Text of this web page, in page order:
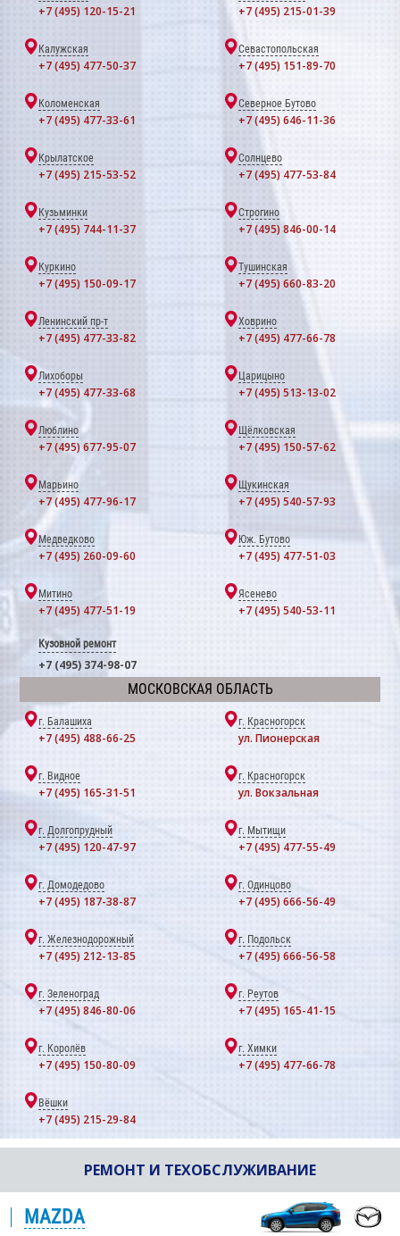
+7 (495) 120-15-21 +7 (495) 215-01-39
Калужская
+7 (495) 477-50-37
Севастопольская
+7 (495) 151-89-70
Коломенская
+7 (495) 477-33-61
Северное Бутово
+7 (495) 646-11-36
Крылатское
+7 (495) 215-53-52
Солнцево
+7 (495) 477-53-84
Кузьминки
+7 (495) 744-11-37
Строгино
+7 (495) 846-00-14
Куркино
+7 (495) 150-09-17
Тушинская
+7 (495) 660-83-20
Ленинский пр-т
+7 (495) 477-33-82
Ховрино
+7 (495) 477-66-78
Лихоборы
+7 (495) 477-33-68
Царицыно
+7 (495) 513-13-02
Люблино
+7 (495) 677-95-07
Щёлковская
+7 (495) 150-57-62
Марьино
+7 (495) 477-96-17
Щукинская
+7 (495) 540-57-93
Медведково
+7 (495) 260-09-60
Юж. Бутово
+7 (495) 477-51-03
Митино
+7 (495) 477-51-19
Ясенево
+7 (495) 540-53-11
Кузовной ремонт
+7 (495) 374-98-07
МОСКОВСКАЯ ОБЛАСТЬ
г. Балашиха
+7 (495) 488-66-25
г. Красногорск
ул. Пионерская
г. Видное
+7 (495) 165-31-51
г. Красногорск
ул. Вокзальная
г. Долгопрудный
+7 (495) 120-47-97
г. Мытищи
+7 (495) 477-55-49
г. Домодедово
+7 (495) 187-38-87
г. Одинцово
+7 (495) 666-56-49
г. Железнодорожный
+7 (495) 212-13-85
г. Подольск
+7 (495) 666-56-58
г. Зеленоград
+7 (495) 846-80-06
г. Реутов
+7 (495) 165-41-15
г. Королёв
+7 (495) 150-80-09
г. Химки
+7 (495) 477-66-78
Вёшки
+7 (495) 215-29-84
РЕМОНТ И ТЕХОБСЛУЖИВАНИЕ
MAZDA